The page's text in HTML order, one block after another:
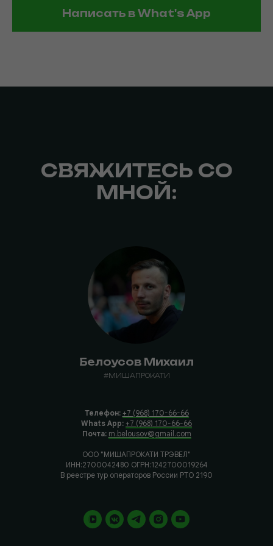
Написать в What's App
СВЯЖИТЕСЬ СО
МНОЙ:
Белоусов Михаил
#МИШАПРОКАТИ
Телефон: +7 (968) 170-66-66
Whats App: +7 (968) 170-66-66
Почта: m.belousov@gmail.com
ООО "МИШАПРОКАТИ ТРЭВЕЛ"
ИНН:2700042480 ОГРН:1242700019264
В реестре тур операторов России РТО 2190